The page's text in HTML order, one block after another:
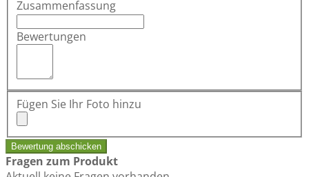
Zusammenfassung
Bewertungen
Fügen Sie Ihr Foto hinzu
Bewertung abschicken
Fragen zum Produkt